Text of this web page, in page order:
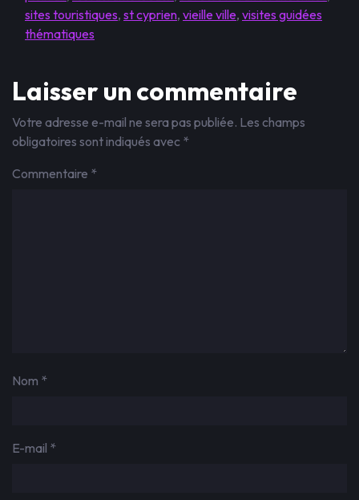
sites touristiques, st cyprien, vieille ville, visites guidées
thématiques
Laisser un commentaire
Votre adresse e-mail ne sera pas publiée. Les champs
obligatoires sont indiqués avec *
Commentaire *
Nom *
E-mail *